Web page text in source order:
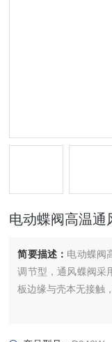
电动蝶阀高温通
简要描述： 电动蝶阀
调节型，通风蝶阀采
板边缘与壳本无接触